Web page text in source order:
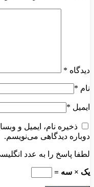
دیدگاه *
نام *
ایمیل *
ذخیره نام، ایمیل و
دوباره دیدگاهی می‌نویسم.
لطفا پاسخ را به عدد
یک × سه =